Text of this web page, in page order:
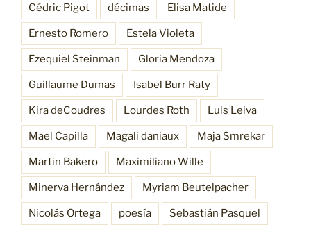
Cédric Pigot décimas Elisa Matide
Ernesto Romero Estela Violeta
Ezequiel Steinman Gloria Mendoza
Guillaume Dumas Isabel Burr Raty
Kira deCoudres Lourdes Roth Luis Leiva
Mael Capilla Magali daniaux Maja Smrekar
Martin Bakero Maximiliano Wille
Minerva Hernández Myriam Beutelpacher
Nicolás Ortega poesía Sebastián Pasquel